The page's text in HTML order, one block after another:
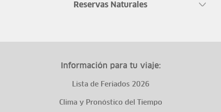
Reservas Naturales
Información para tu viaje:
Lista de Feriados 2026
Clima y Pronóstico del Tiempo